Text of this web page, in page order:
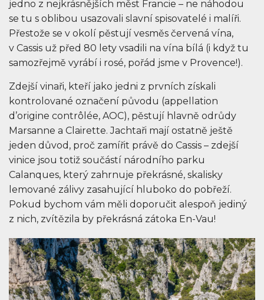
jedno z nejkrásnějších měst Francie – ne náhodou
se tu s oblibou usazovali slavní spisovatelé i malíři.
Přestože se v okolí pěstují vesměs červená vína,
v Cassis už před 80 lety vsadili na vína bílá (i když tu
samozřejmě vyrábí i rosé, pořád jsme v Provence!).
Zdejší vinaři, kteří jako jedni z prvních získali
kontrolované označení původu (appellation
d’origine contrôlée, AOC), pěstují hlavně odrůdy
Marsanne a Clairette. Jachtaři mají ostatně ještě
jeden důvod, proč zamířit právě do Cassis – zdejší
vinice jsou totiž součástí národního parku
Calanques, který zahrnuje překrásné, skalisky
lemované zálivy zasahující hluboko do pobřeží.
Pokud bychom vám měli doporučit alespoň jediný
z nich, zvítězila by překrásná zátoka En-Vau!